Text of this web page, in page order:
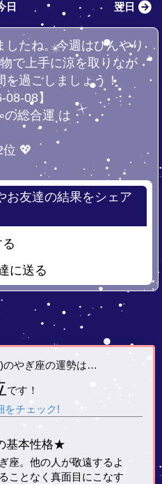
日 翌日
たね。今週はひんやり
で上手に涼を取りなが
を過ごしましょう！
08-08】
総合運 は・・・
位 💖
お友達の結果をシェア
に送る
のやぎ座の運勢は…
です！
をチェック!
基本性格★
座。他の人が敬遠するよ
ことなく真面目にこなす